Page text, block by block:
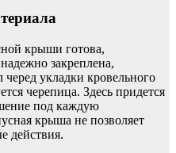
крыши готова,
закреплена,
укладки кровельного
черепица. Здесь придется
под каждую
крыша не позволяет
действия.